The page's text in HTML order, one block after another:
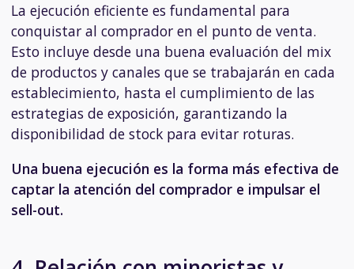
La ejecución eficiente es fundamental para
conquistar al comprador en el punto de venta.
Esto incluye desde una buena evaluación del mix
de productos y canales que se trabajarán en cada
establecimiento, hasta el cumplimiento de las
estrategias de exposición, garantizando la
disponibilidad de stock para evitar roturas.
Una buena ejecución es la forma más efectiva de
captar la atención del comprador e impulsar el
sell-out.